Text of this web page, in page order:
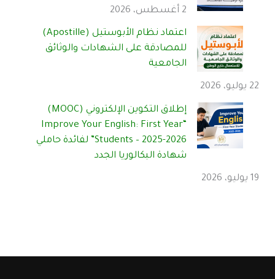
2 أغسطس، 2026
اعتماد نظام الأبوستيل (Apostille)
للمصادقة على الشهادات والوثائق
الجامعية
22 يوليو، 2026
إطلاق التكوين الإلكتروني (MOOC)
“Improve Your English: First Year
Students – 2025-2026” لفائدة حاملي
شهادة البكالوريا الجدد
19 يوليو، 2026